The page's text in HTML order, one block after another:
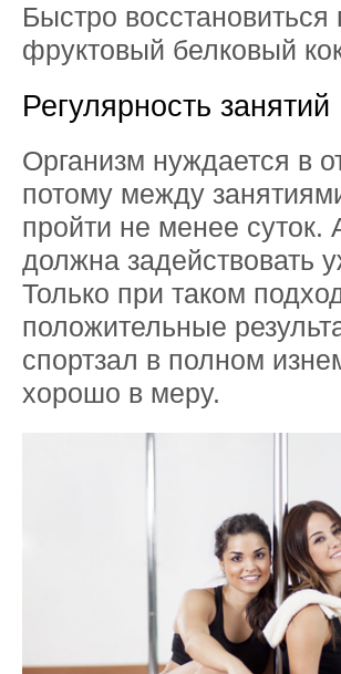
Быстро
фруктовый белковый
Регулярность занятий
Организм нуждается в
потому между
пройти не менее
должна задействовать
Только при таком
положительные
спортзал в полном
хорошо в меру.